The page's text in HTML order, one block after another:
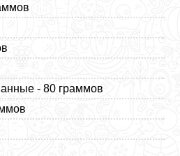
- 80 граммов